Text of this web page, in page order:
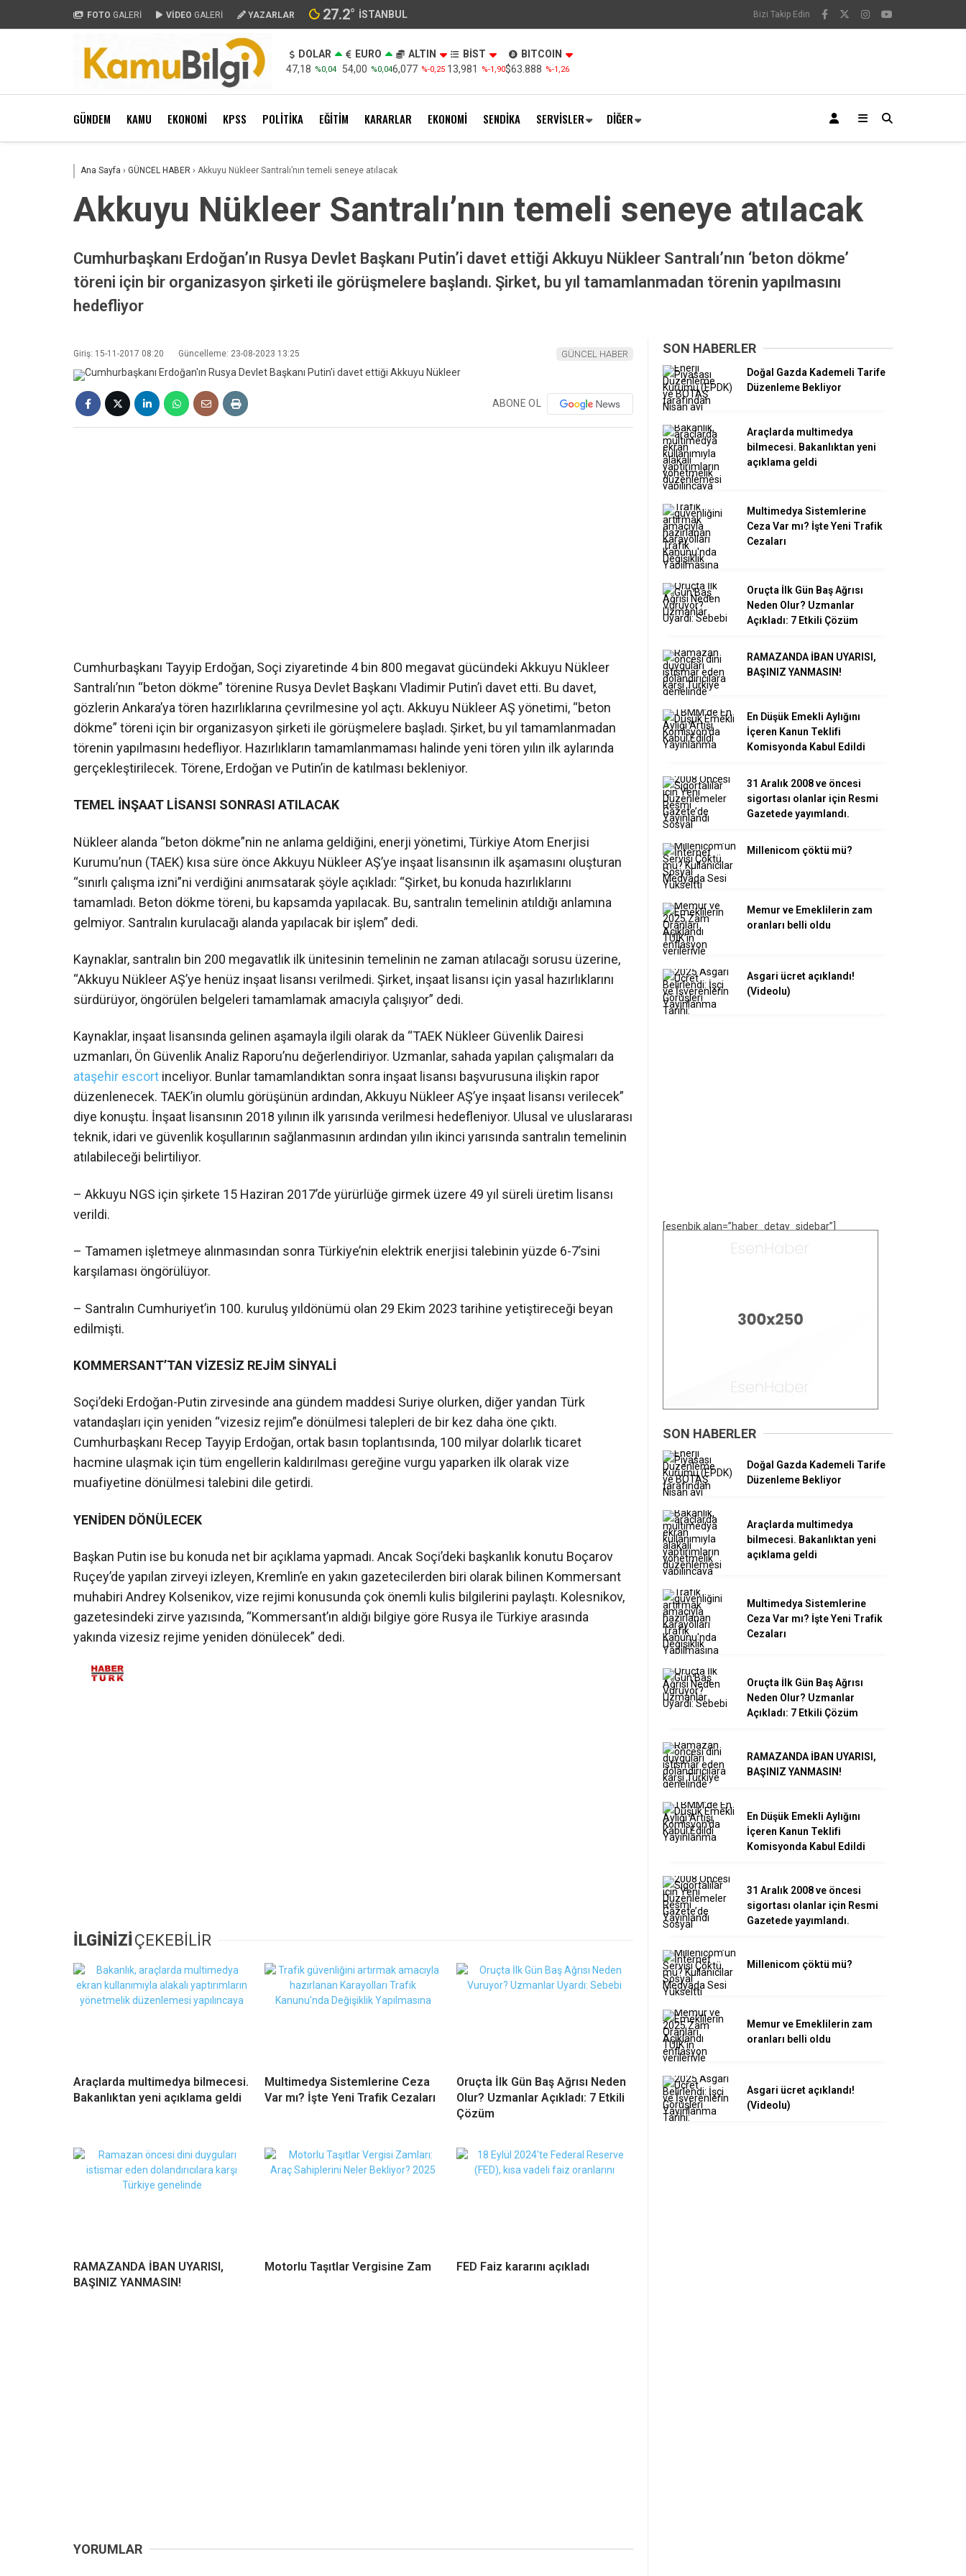
FOTO GALERİ VİDEO GALERİ YAZARLAR 27.2° İSTANBUL Bizi Takip Edin
DOLAR
47,18 %0,04
EURO
54,00 %0,04
ALTIN
6,077 %-0,25
BİST
13,981
%-1,90
BITCOIN
$63.888 %-1,26
GÜNDEM KAMU EKONOMİ KPSS POLİTİKA EĞİTİM KARARLAR EKONOMİ SENDİKA SERVİSLER DİĞER
Ana Sayfa › GÜNCEL HABER › Akkuyu Nükleer Santralı’nın temeli seneye atılacak
Akkuyu Nükleer Santralı’nın temeli seneye atılacak
Cumhurbaşkanı Erdoğan’ın Rusya Devlet Başkanı Putin’i davet ettiği Akkuyu Nükleer Santralı’nın ‘beton dökme’
töreni için bir organizasyon şirketi ile görüşmelere başlandı. Şirket, bu yıl tamamlanmadan törenin yapılmasını
hedefliyor
Giriş: 15-11-2017 08:20 Güncelleme: 23-08-2023 13:25 GÜNCEL HABER
ABONE OL
Cumhurbaşkanı Tayyip Erdoğan, Soçi ziyaretinde 4 bin 800 megavat gücündeki Akkuyu Nükleer
Santralı’nın “beton dökme” törenine Rusya Devlet Başkanı Vladimir Putin’i davet etti. Bu davet,
gözlerin Ankara’ya tören hazırlıklarına çevrilmesine yol açtı. Akkuyu Nükleer AŞ yönetimi, “beton
dökme” töreni için bir organizasyon şirketi ile görüşmelere başladı. Şirket, bu yıl tamamlanmadan
törenin yapılmasını hedefliyor. Hazırlıkların tamamlanmaması halinde yeni tören yılın ilk aylarında
gerçekleştirilecek. Törene, Erdoğan ve Putin’in de katılması bekleniyor.
TEMEL İNŞAAT LİSANSI SONRASI ATILACAK
Nükleer alanda “beton dökme”nin ne anlama geldiğini, enerji yönetimi, Türkiye Atom Enerjisi
Kurumu’nun (TAEK) kısa süre önce Akkuyu Nükleer AŞ’ye inşaat lisansının ilk aşamasını oluşturan
“sınırlı çalışma izni”ni verdiğini anımsatarak şöyle açıkladı: “Şirket, bu konuda hazırlıklarını
tamamladı. Beton dökme töreni, bu kapsamda yapılacak. Bu, santralın temelinin atıldığı anlamına
gelmiyor. Santralın kurulacağı alanda yapılacak bir işlem” dedi.
Kaynaklar, santralın bin 200 megavatlık ilk ünitesinin temelinin ne zaman atılacağı sorusu üzerine,
“Akkuyu Nükleer AŞ’ye henüz inşaat lisansı verilmedi. Şirket, inşaat lisansı için yasal hazırlıklarını
sürdürüyor, öngörülen belgeleri tamamlamak amacıyla çalışıyor” dedi.
Kaynaklar, inşaat lisansında gelinen aşamayla ilgili olarak da “TAEK Nükleer Güvenlik Dairesi
uzmanları, Ön Güvenlik Analiz Raporu’nu değerlendiriyor. Uzmanlar, sahada yapılan çalışmaları da
ataşehir escort inceliyor. Bunlar tamamlandıktan sonra inşaat lisansı başvurusuna ilişkin rapor
düzenlenecek. TAEK’in olumlu görüşünün ardından, Akkuyu Nükleer AŞ’ye inşaat lisansı verilecek”
diye konuştu. İnşaat lisansının 2018 yılının ilk yarısında verilmesi hedefleniyor. Ulusal ve uluslararası
teknik, idari ve güvenlik koşullarının sağlanmasının ardından yılın ikinci yarısında santralın temelinin
atılabileceği belirtiliyor.
– Akkuyu NGS için şirkete 15 Haziran 2017’de yürürlüğe girmek üzere 49 yıl süreli üretim lisansı
verildi.
– Tamamen işletmeye alınmasından sonra Türkiye’nin elektrik enerjisi talebinin yüzde 6-7’sini
karşılaması öngörülüyor.
– Santralın Cumhuriyet’in 100. kuruluş yıldönümü olan 29 Ekim 2023 tarihine yetiştireceği beyan
edilmişti.
KOMMERSANT’TAN VİZESİZ REJİM SİNYALİ
Soçi’deki Erdoğan-Putin zirvesinde ana gündem maddesi Suriye olurken, diğer yandan Türk
vatandaşları için yeniden “vizesiz rejim”e dönülmesi talepleri de bir kez daha öne çıktı.
Cumhurbaşkanı Recep Tayyip Erdoğan, ortak basın toplantısında, 100 milyar dolarlık ticaret
hacmine ulaşmak için tüm engellerin kaldırılması gereğine vurgu yaparken ilk olarak vize
muafiyetine dönülmesi talebini dile getirdi.
YENİDEN DÖNÜLECEK
Başkan Putin ise bu konuda net bir açıklama yapmadı. Ancak Soçi’deki başkanlık konutu Boçarov
Ruçey’de yapılan zirveyi izleyen, Kremlin’e en yakın gazetecilerden biri olarak bilinen Kommersant
muhabiri Andrey Kolsenikov, vize rejimi konusunda çok önemli kulis bilgilerini paylaştı. Kolesnikov,
gazetesindeki zirve yazısında, “Kommersant’ın aldığı bilgiye göre Rusya ile Türkiye arasında
yakında vizesiz rejime yeniden dönülecek” dedi.
İLGİNİZİÇEKEBİLİR
Araçlarda multimedya bilmecesi.
Bakanlıktan yeni açıklama geldi
Multimedya Sistemlerine Ceza
Var mı? İşte Yeni Trafik Cezaları
Oruçta İlk Gün Baş Ağrısı Neden
Olur? Uzmanlar Açıkladı: 7 Etkili
Çözüm
RAMAZANDA İBAN UYARISI,
BAŞINIZ YANMASIN!
Motorlu Taşıtlar Vergisine Zam FED Faiz kararını açıkladı
YORUMLAR
SON HABERLER
Doğal Gazda Kademeli Tarife
Düzenleme Bekliyor
Araçlarda multimedya
bilmecesi. Bakanlıktan yeni
açıklama geldi
Multimedya Sistemlerine
Ceza Var mı? İşte Yeni Trafik
Cezaları
Oruçta İlk Gün Baş Ağrısı
Neden Olur? Uzmanlar
Açıkladı: 7 Etkili Çözüm
RAMAZANDA İBAN UYARISI,
BAŞINIZ YANMASIN!
En Düşük Emekli Aylığını
İçeren Kanun Teklifi
Komisyonda Kabul Edildi
31 Aralık 2008 ve öncesi
sigortası olanlar için Resmi
Gazetede yayımlandı.
Millenicom çöktü mü?
Memur ve Emeklilerin zam
oranları belli oldu
Asgari ücret açıklandı!
(Videolu)
[esenbik alan=”haber_detay_sidebar”]
SON HABERLER
Doğal Gazda Kademeli Tarife
Düzenleme Bekliyor
Araçlarda multimedya
bilmecesi. Bakanlıktan yeni
açıklama geldi
Multimedya Sistemlerine
Ceza Var mı? İşte Yeni Trafik
Cezaları
Oruçta İlk Gün Baş Ağrısı
Neden Olur? Uzmanlar
Açıkladı: 7 Etkili Çözüm
RAMAZANDA İBAN UYARISI,
BAŞINIZ YANMASIN!
En Düşük Emekli Aylığını
İçeren Kanun Teklifi
Komisyonda Kabul Edildi
31 Aralık 2008 ve öncesi
sigortası olanlar için Resmi
Gazetede yayımlandı.
Millenicom çöktü mü?
Memur ve Emeklilerin zam
oranları belli oldu
Asgari ücret açıklandı!
(Videolu)